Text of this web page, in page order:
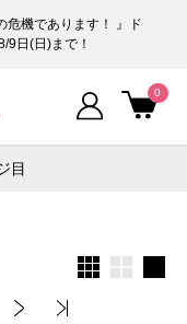
危機であります！ 』ド
9日(日)まで！
0
目